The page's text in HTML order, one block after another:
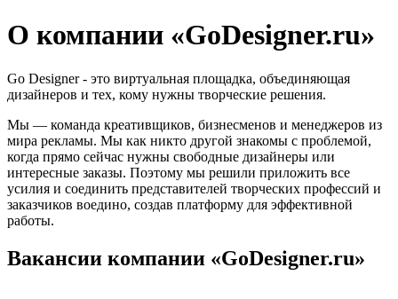
О компании «GoDesigner.ru»
Go Designer - это виртуальная площадка, объединяющая
дизайнеров и тех, кому нужны творческие решения.
Мы — команда креативщиков, бизнесменов и менеджеров из
мира рекламы. Мы как никто другой знакомы с проблемой,
когда прямо сейчас нужны свободные дизайнеры или
интересные заказы. Поэтому мы решили приложить все
усилия и соединить представителей творческих профессий и
заказчиков воедино, создав платформу для эффективной
работы.
Вакансии компании «GoDesigner.ru»